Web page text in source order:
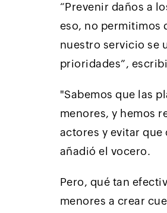
“Prevenir daños a
eso, no permitimos
nuestro servicio se
prioridades”,
"Sabemos que las
menores, y hemos
actores y evitar que
añadió el vocero.
Pero, qué tan
menores a crear